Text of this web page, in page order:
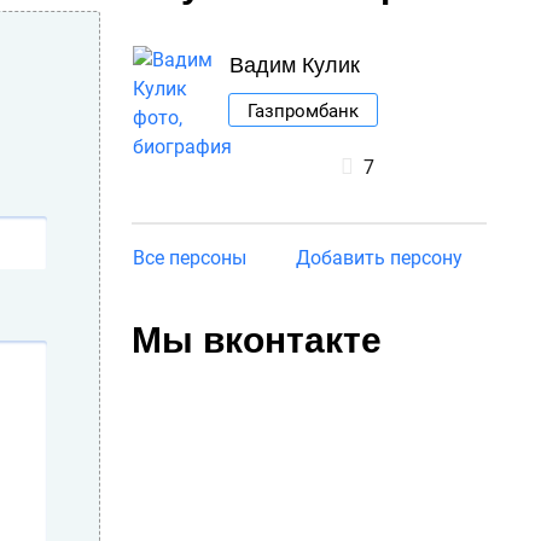
Вадим Кулик
Газпромбанк
7
Все персоны Добавить персону
Мы вконтакте